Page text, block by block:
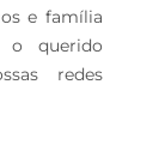
e família
o querido
redes